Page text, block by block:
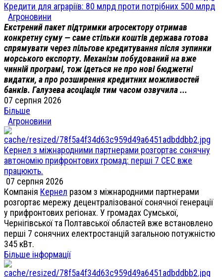
Кредити для аграріїв: 80 млрд проти потрібних 500 млрд
Агроновини
Екстрений пакет підтримки агросектору отримав
конкретну суму — саме стільки коштів держава готова
спрямувати через пільгове кредитування після зупинки
морського експорту. Механізм побудований на вже
чинній програмі, тож ідеться не про нові бюджетні
видатки, а про розширення кредитних можливостей
банків. Галузева асоціація тим часом озвучила ...
07 серпня 2026
Більше
Агроновини
Кернел з міжнародними партнерами розгортає сонячну
автономію прифронтових громад: перші 7 СЕС вже
працюють.
07 серпня 2026
Компанія Кернел разом з міжнародними партнерами
розгортає мережу децентралізованої сонячної генерації
у прифронтових регіонах. У громадах Сумської,
Чернігівської та Полтавської областей вже встановлено
перші 7 сонячних електростанцій загальною потужністю
345 кВт.
Більше інформації